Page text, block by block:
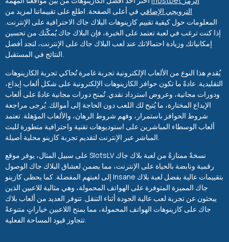
الترويجي الإضافي في أعلى الصفحة. اطلع على تقييماتنا لمزيد من
المعلومات حول كيفية تقييم كازينوهات البلاك جاك الاحترافية على الإنترنت.
إذا كنت ترغب في لعبة تعتمد على الخبرة، فإن البلاك جاك يُمكّنك من تحسين
إمكانياتك وزيادة احتمالاتك عند لعب البلاك جاك على الإنترنت، لتجد أفضل
النتائج في المستقبل.
يُقدم هذا النوع من الألعاب الإلكترونية تجربة غامرة تُحاكي تجربة الكازينوهات
التقليدية. عادةً ما تكون حوافز الكازينوهات الإلكترونية على شكل ألعاب إيداع،
ودورات مجانية، وعروض استرداد نقدي. تُمنح دورات مجانية عادةً على ألعاب
الإيداع المختارة، ما يُتيح لك اللعب دون الحاجة إلى أموالك. يُرجى مراجعة
شروط الحوافز باستمرار، وفهم شروط الرهان، والألعاب المؤهلة. تعتمد
ألعاب الوسطاء المباشرين على استوديوهات تقنية واحترافية متطورة للبث
على سبيل المثال، يوفر موقع SlotsLV نسخةً ممتازةً من لعبة بلاك جاك
رقمية ونابضة بالحياة على الإنترنت، مما يضمن لعشاق البلاك جاك الوصول
إلى لعبتهم المفضلة. كما يحظى كازينو Insane بتقييمات عالية بفضل لعبة بلاك
جاك المميزة المتوفرة على الهواتف المحمولة، وهي مثالية للاعبين الذين
يبحثون عن تجربة لعب عالية الجودة أثناء التنقل. تتوفر العديد من ألعاب بلاك
جاك على كازينوهات الهواتف المحمولة، مما يمنح اللاعبين خياراتٍ متنوعةً
تتجاوز قيود المساحة الفعلية.